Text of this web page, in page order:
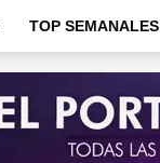
TOP SEMANALES